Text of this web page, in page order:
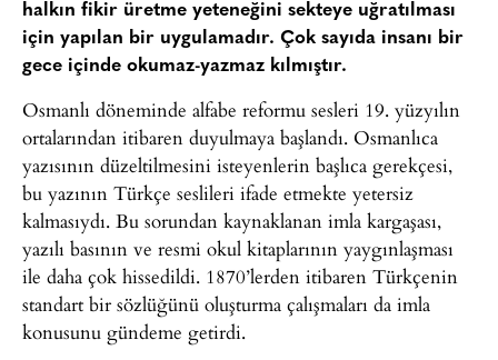
halkın fikir üretme yeteneğini sekteye uğratılması
için yapılan bir uygulamadır. Çok sayıda insanı bir
gece içinde okumaz-yazmaz kılmıştır.
Osmanlı döneminde alfabe reformu sesleri 19. yüzyılın
ortalarından itibaren duyulmaya başlandı. Osmanlıca
yazısının düzeltilmesini isteyenlerin başlıca gerekçesi,
bu yazının Türkçe seslileri ifade etmekte yetersiz
kalmasıydı. Bu sorundan kaynaklanan imla kargaşası,
yazılı basının ve resmi okul kitaplarının yaygınlaşması
ile daha çok hissedildi. 1870’lerden itibaren Türkçenin
standart bir sözlüğünü oluşturma çalışmaları da imla
konusunu gündeme getirdi.